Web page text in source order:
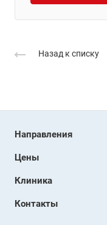
Назад к списку
Направления
Цены
Клиника
Контакты